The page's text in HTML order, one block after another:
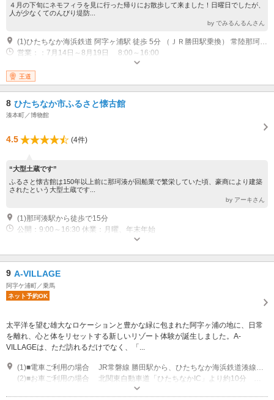
４月の下旬にネモフィラを見に行った帰りにお散歩して来ました！日曜日でしたが、
人が少なくてのんびり堤防...
by でみるんるんさん
営業：：7月14日～8月19日 8:00～16:00
王道
8 ひたちなか市ふるさと懐古館
湊本町／博物館
4.5 (4件)
“大型土蔵です”
ふるさと懐古館は150年以上前に那珂湊が回船業で繁栄していた頃、豪商により建築
されたという大型土蔵です...
by アーキさん
(1)那珂湊駅から徒歩で15分
公開：9:00～16:30 休業：月曜、年末年始
9 A-VILLAGE
阿字ケ浦町／乗馬
ネット予約OK
太平洋を望む雄大なロケーションと豊かな緑に包まれた阿字ヶ浦の地に、日常
を離れ、心と体をリセットする新しいリゾート体験が誕生しました。A-
VILLAGEは、ただ訪れるだけでなく、「...
(1)■電車ご利用の場合 JR常磐線 勝田駅から、ひたちなか海浜鉄道湊線で阿字ヶ浦駅まで約30分 阿字ヶ浦駅から徒歩約7分
営業時間：■カフェ 10：00～16：00 定休日（火・水）但し、祝日は除